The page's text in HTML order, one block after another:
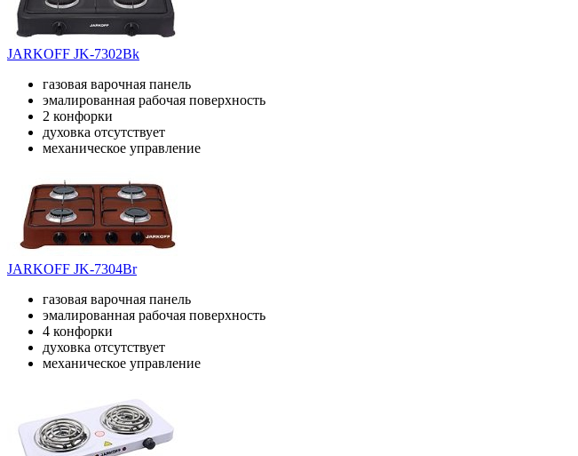
JARKOFF JK-7302Bk
газовая варочная панель
эмалированная рабочая поверхность
2 конфорки
духовка отсутствует
механическое управление
JARKOFF JK-7304Br
газовая варочная панель
эмалированная рабочая поверхность
4 конфорки
духовка отсутствует
механическое управление